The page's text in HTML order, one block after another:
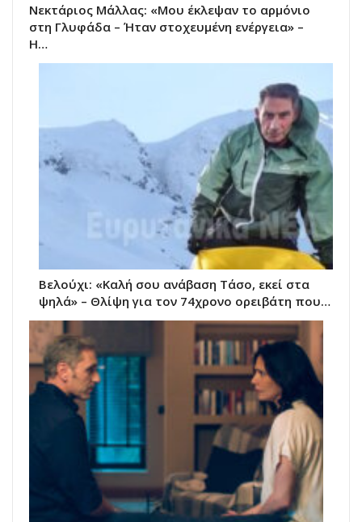
Νεκτάριος Μάλλας: «Μου έκλεψαν το αρμόνιο
στη Γλυφάδα – Ήταν στοχευμένη ενέργεια» –
Η…
Βελούχι: «Καλή σου ανάβαση Τάσο, εκεί στα
ψηλά» – Θλίψη για τον 74χρονο ορειβάτη που…